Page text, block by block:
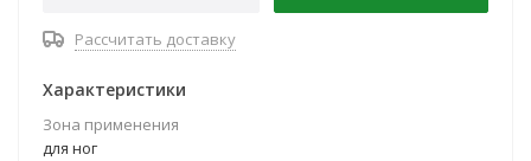
Рассчитать доставку
Характеристики
Зона применения
для ног